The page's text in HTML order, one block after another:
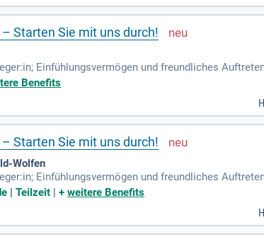
Starten Sie mit uns durch!
Einfühlungsvermögen und freundliches
und strukturierte Arbeitsweise; Zuverlässigkeit
Benefits
Starten Sie mit uns durch!
Wolfen
Einfühlungsvermögen und freundliches
und strukturierte Arbeitsweise; Zuverlässigkeit
| Teilzeit |+weitere Benefits